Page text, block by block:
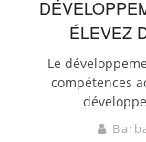
ÉLEVEZ
Le
compétences